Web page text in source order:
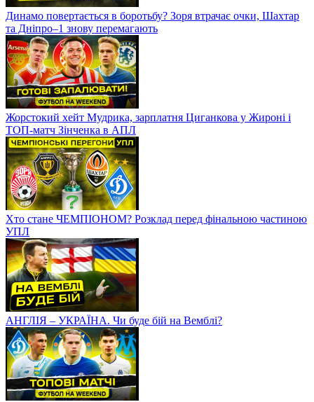
Динамо повертається в боротьбу? Зоря втрачає очки, Шахтар
та Дніпро–1 знову перемагають
Жорстокий хейт Мудрика, зарплатня Циганкова у Жироні і
ТОП-матч Зінченка в АПЛ
Хто стане ЧЕМПІОНОМ? Розклад перед фінальною частиною
УПЛ
АНГЛІЯ – УКРАЇНА. Чи буде бій на Вемблі?